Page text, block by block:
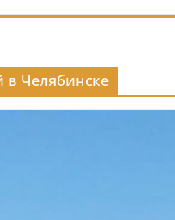
в Челябинске